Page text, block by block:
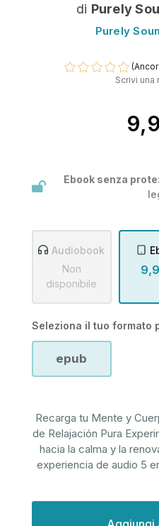
di Purely
Purely
Scrivi una
Ebook senza
Audiobook
Non
disponibile
Seleziona il tuo formato
epub
Recarga tu Mente y
de Relajación Pura
hacia la calma y la
experiencia de audio 5